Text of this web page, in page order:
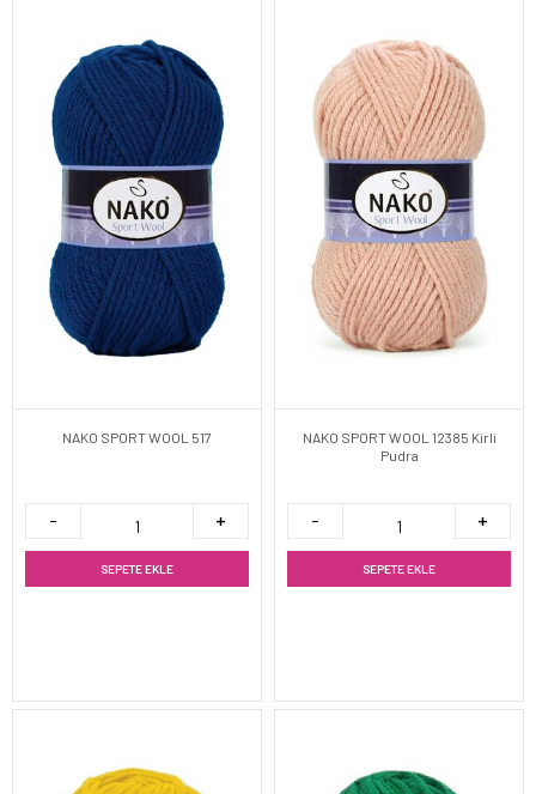
NAKO SPORT WOOL 517
SEPETE EKLE
NAKO SPORT WOOL 12385 Kirli
Pudra
SEPETE EKLE